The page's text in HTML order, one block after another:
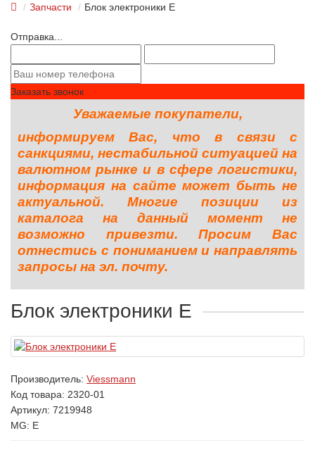
Запчасти Блок электроники Е
Отправка...
Заказать звонок
Уважаемые покупатели,
информируем Вас, что в связи с
санкциями, нестабильной ситуацией на
валютном рынке и в сфере логистики,
информация на сайте может быть не
актуальной. Многие позиции из
каталога на данный момент не
возможно привезти. Просим Вас
отнестись с пониманием и направлять
запросы на эл. почту.
Блок электроники Е
Производитель: Viessmann
Код товара: 2320-01
Артикул: 7219948
MG: E